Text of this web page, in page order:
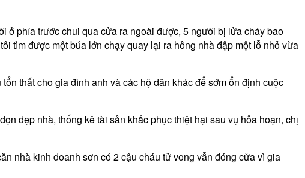
ở phía trước chui qua cửa ra ngoài được, 5 người bị lửa cháy bao
tìm được một búa lớn chạy quay lại ra hông nhà đập một lỗ nhỏ vừa
thất cho gia đình anh và các hộ dân khác để sớm ổn định cuộc
dẹp nhà, thống kê tài sản khắc phục thiệt hại sau vụ hỏa hoạn, chị
nhà kinh doanh sơn có 2 cậu cháu tử vong vẫn đóng cửa vì gia